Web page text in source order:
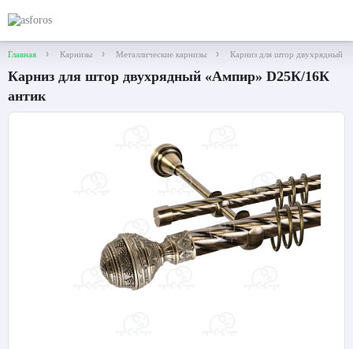
Главная Карнизы Металлические карнизы Карниз для штор двухрядный
Карниз для штор двухрядный «Ампир» D25К/16К
антик